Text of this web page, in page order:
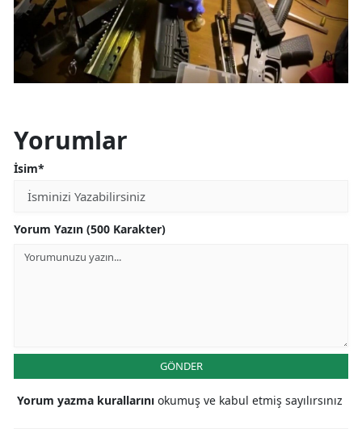
Yorumlar
İsim*
Yorum Yazın (500 Karakter)
GÖNDER
Yorum yazma kurallarını okumuş ve kabul etmiş sayılırsınız